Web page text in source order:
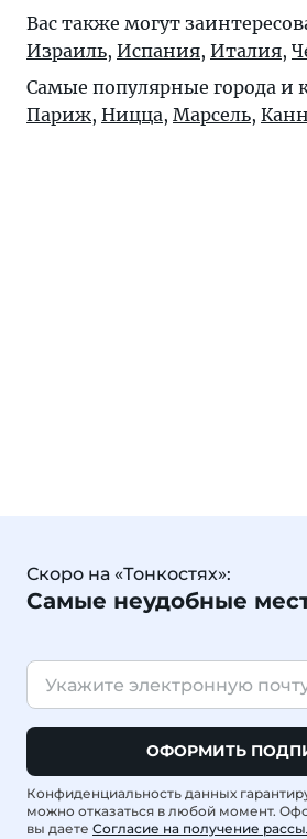
Вас также могут
Израиль, Испания, Италия,
Самые популярные города и
Париж, Ницца, Марсель,
Скоро на «Тонкостях»:
Самые неудобные
ОФОРМИТЬ
Конфиденциальность данных
можно отказаться в любой момент.
вы даете Согласие на получение